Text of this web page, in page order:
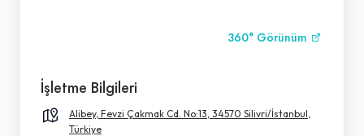
360° Görünüm
İşletme Bilgileri
Alibey, Fevzi Çakmak Cd. No:13, 34570 Silivri/İstanbul,
Türkiye